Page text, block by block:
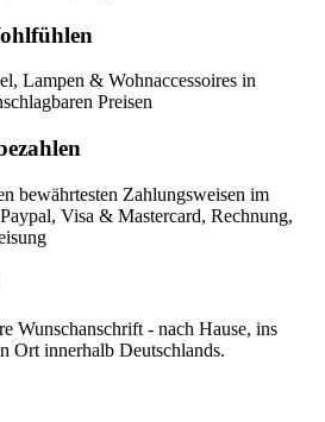
Lampen & Wohnaccessoires in
Preisen
bewährtesten Zahlungsweisen im
Visa & Mastercard, Rechnung,
Wunschanschrift - nach Hause, ins
Ort innerhalb Deutschlands.